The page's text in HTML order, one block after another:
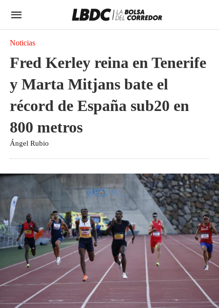
Noticias
Fred Kerley reina en Tenerife
y Marta Mitjans bate el
récord de España sub20 en
800 metros
Ángel Rubio